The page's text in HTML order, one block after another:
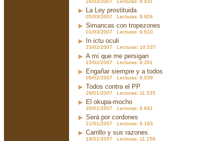
24/03/2007 Lecturas: 9.431
La Ley prostituida
05/03/2007 Lecturas: 9.924
Simancas con tropezones
01/03/2007 Lecturas: 9.610
In ictu oculi
23/02/2007 Lecturas: 10.537
A mí que me persigan
15/02/2007 Lecturas: 9.261
Engañar siempre y a todos
09/02/2007 Lecturas: 9.039
Todos contra el PP
29/01/2007 Lecturas: 11.535
El okupa-mocho
26/01/2007 Lecturas: 9.641
Será por cordones
21/01/2007 Lecturas: 9.163
Carrillo y sus razones
19/01/2007 Lecturas: 11.158